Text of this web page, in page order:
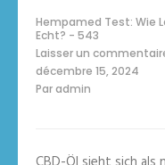
Hempamed Test: Wie
Echt? - 543
Laisser un
sur
Premium
Cbd
Bio
décembre 15, 2024
Paradmin